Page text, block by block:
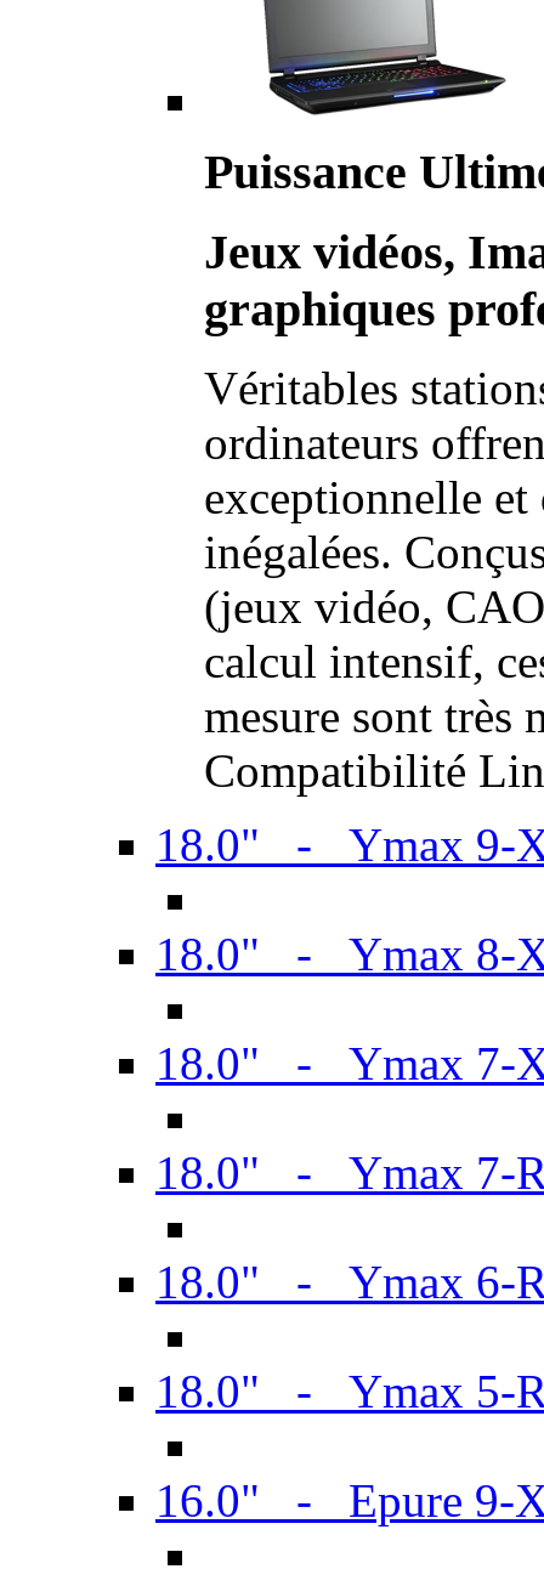
Puissance
Jeux vidéos,
graphiques
Véritables
ordinateurs
exceptionnelle et
inégalées.
(jeux vidéo,
calcul intensif,
mesure sont très
Compatibilité
18.0" - Ymax 9-
18.0" - Ymax 8-
18.0" - Ymax 7-
18.0" - Ymax 7-
18.0" - Ymax 6-
18.0" - Ymax 5-
16.0" - Epure 9-